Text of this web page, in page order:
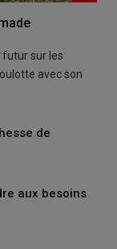
futur sur les
avec son
de
aux besoins